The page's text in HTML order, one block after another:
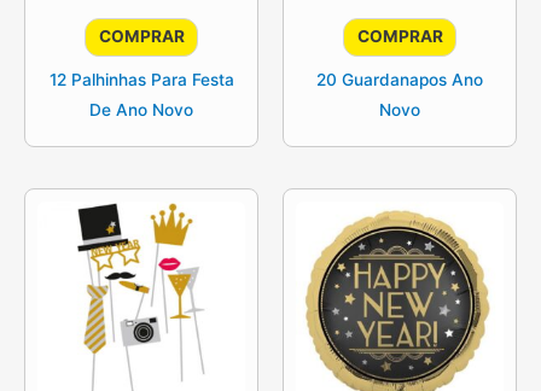
COMPRAR
12 Palhinhas Para Festa
De Ano Novo
COMPRAR
20 Guardanapos Ano
Novo